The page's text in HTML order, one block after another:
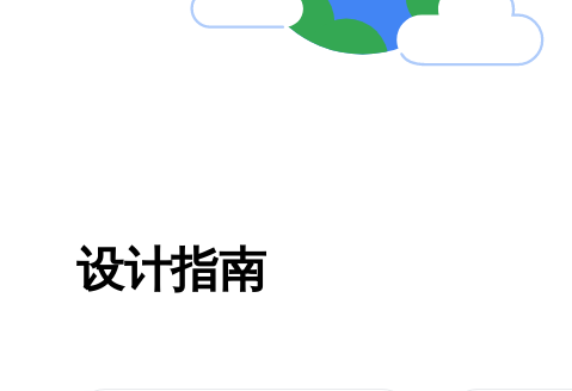
设计指南